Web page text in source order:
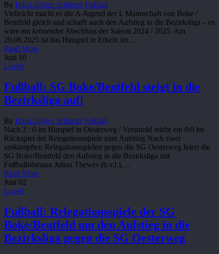
By Hans-Jürgen Schuster Fußball
Vielleicht macht es die A-Jugend der I. Mannschaft von Boke /
Bentfeld gleich und schafft auch den Aufstieg in die Bezirksliga – es
wäre ein krönender Abschluss der Saison 2024 / 2025. Am
29.06.2025 ist das Hinspiel in Erkeln im…
Read More
Juni 10
Love0
Fußball: SG Boke/Bentfeld steigt in die
Bezirksliga auf!
By Hans-Jürgen Schuster Fußball
Nach 2 : 0 im Hinspiel in Oesterweg / Versmold reicht ein 0:0 im
Rückspiel der Relegationsspiele zum Aufstieg Nach zwei
umkämpften Relegationsspielen gegen die SG Oesterweg feiert die
SG Boke/Bentfeld den Aufstieg in die Bezirksliga mit
Fußballobmann Julian Thewes (h.v.l.),…
Read More
Juni 02
Love0
Fußball: Relegationsspiele der SG
Boke/Bentfeld um den Aufstieg in die
Bezirksliga gegen die SG Oesterweg